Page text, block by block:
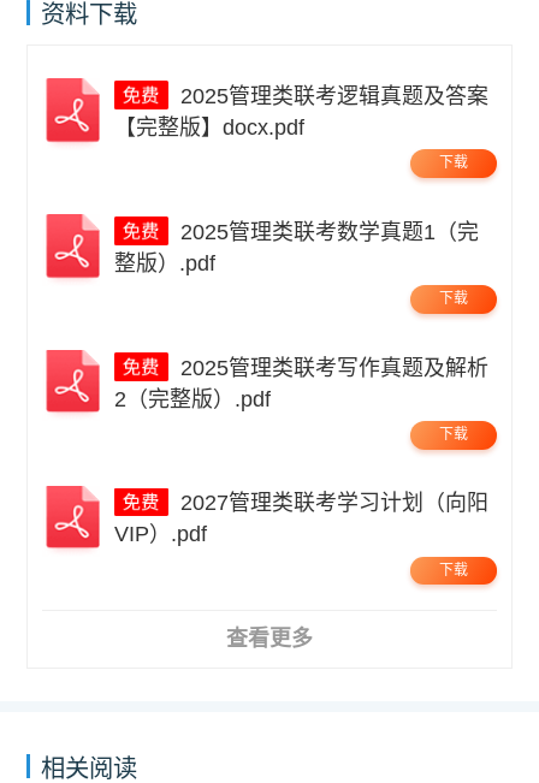
资料下载
【完整版】docx.pdf
下载
整版）.pdf
下载
2（完整版）.pdf
下载
VIP）.pdf
下载
查看更多
相关阅读